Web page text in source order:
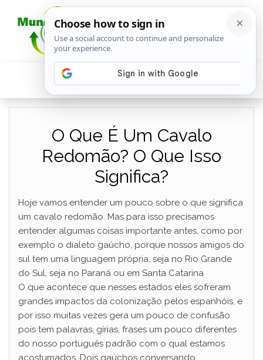
O Que É Um Cavalo
Redomão? O Que Isso
Significa?
Hoje vamos entender um pouco sobre o que significa
um cavalo redomão. Mas para isso precisamos
entender algumas coisas importante antes, como por
exemplo o dialeto gaúcho, porque nossos amigos do
sul tem uma linguagem própria, seja no Rio Grande
do Sul, seja no Paraná ou em Santa Catarina
O que acontece que nesses estados eles sofreram
grandes impactos da colonização pelos espanhóis, e
por isso muitas vezes gera um pouco de confusão
pois tem palavras, gírias, frases um pouco diferentes
do nosso português padrão com o qual estamos
acostumados. Dois gaúchos conversando